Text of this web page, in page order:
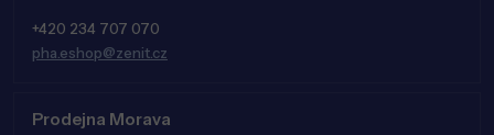
+420 234 707 070
pha.eshop@zenit.cz
Prodejna Morava